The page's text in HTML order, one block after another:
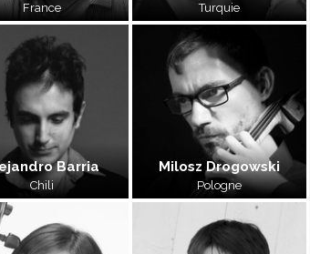
France Turquie
Barria
Chili
Milosz Drogowski
Pologne